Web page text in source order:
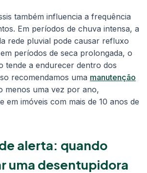
também influencia a frequência
Em períodos de chuva intensa, a
rede pluvial pode causar refluxo
períodos de seca prolongada, o
tende a endurecer dentro dos
recomendamos uma manutenção
menos uma vez por ano,
em imóveis com mais de 10 anos de
alerta: quando
uma desentupidora